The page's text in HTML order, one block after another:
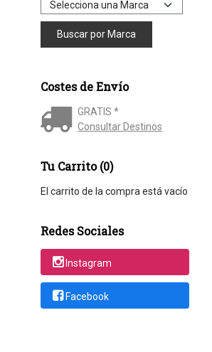
Costes de Envío
GRATIS *
Consultar Destinos
Tu Carrito (0)
El carrito de la compra está vacío
Redes Sociales
Instagram
Facebook